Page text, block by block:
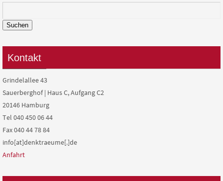
Suchen
Kontakt
Grindelallee 43
Sauerberghof | Haus C, Aufgang C2
20146 Hamburg
Tel 040 450 06 44
Fax 040 44 78 84
info[at]denktraeume[.]de
Anfahrt